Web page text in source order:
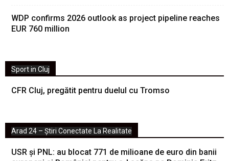
WDP confirms 2026 outlook as project pipeline reaches
EUR 760 million
Sport in Cluj
CFR Cluj, pregătit pentru duelul cu Tromso
Arad 24 – Știri Conectate La Realitate
USR și PNL: au blocat 771 de milioane de euro din banii